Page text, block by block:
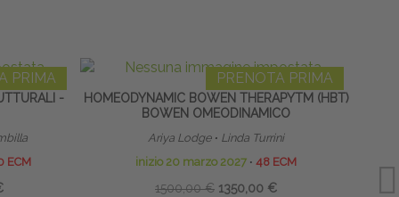
PRIMA
-
ECM
PRENOTA PRIMA
HOMEODYNAMIC BOWEN THERAPYTM (HBT)
BOWEN OMEODINAMICO
Ariya Lodge ∙ Linda Turrini
inizio 20 marzo 2027 ∙ 48 ECM
1500,00 € 1350,00 €